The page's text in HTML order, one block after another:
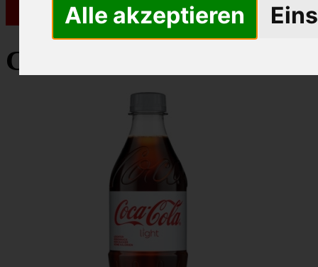
Alle akzeptieren
Coca Cola Limonade